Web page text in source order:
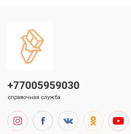
+77005959030
справочная служба